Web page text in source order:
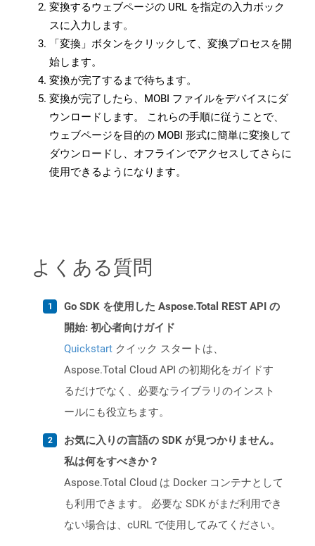
変換するウェブページの URL を指定の入力ボック
スに入力します。
「変換」ボタンをクリックして、変換プロセスを開
始します。
変換が完了するまで待ちます。
変換が完了したら、MOBI ファイルをデバイスにダ
ウンロードします。 これらの手順に従うことで、
ウェブページを目的の MOBI 形式に簡単に変換して
ダウンロードし、オフラインでアクセスしてさらに
使用できるようになります。
よくある質問
Go SDK を使用した Aspose.Total REST API の
開始: 初心者向けガイド
Quickstart クイック スタートは、
Aspose.Total Cloud API の初期化をガイドす
るだけでなく、必要なライブラリのインスト
ールにも役立ちます。
お気に入りの言語の SDK が見つかりません。
私は何をすべきか？
Aspose.Total Cloud は Docker コンテナとして
も利用できます。 必要な SDK がまだ利用でき
ない場合は、cURL で使用してみてください。